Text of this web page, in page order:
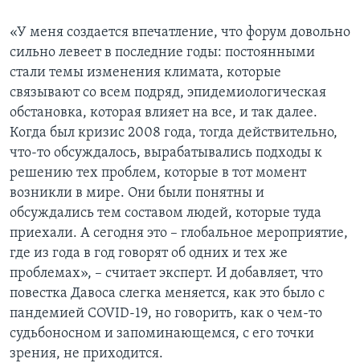
«У меня создается впечатление, что форум довольно
сильно левеет в последние годы: постоянными
стали темы изменения климата, которые
связывают со всем подряд, эпидемиологическая
обстановка, которая влияет на все, и так далее.
Когда был кризис 2008 года, тогда действительно,
что-то обсуждалось, вырабатывались подходы к
решению тех проблем, которые в тот момент
возникли в мире. Они были понятны и
обсуждались тем составом людей, которые туда
приехали. А сегодня это – глобальное мероприятие,
где из года в год говорят об одних и тех же
проблемах», – считает эксперт. И добавляет, что
повестка Давоса слегка меняется, как это было с
пандемией COVID-19, но говорить, как о чем-то
судьбоносном и запоминающемся, с его точки
зрения, не приходится.